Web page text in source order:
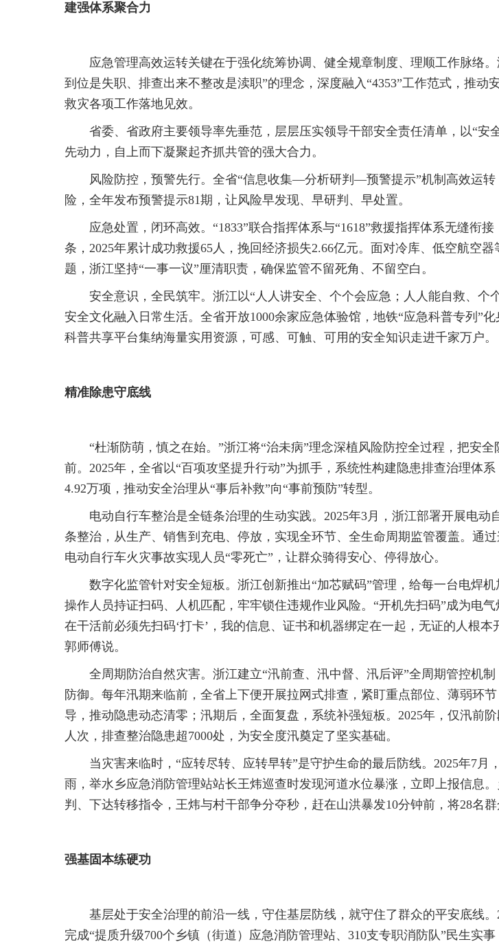
建强体系聚合力
应急管理高效运转关键在于强化统筹协调、健全规章制度、理顺工作脉络
到位是失职、排查出来不整改是渎职”的理念，深度融入“4353”工作范式，推动
救灾各项工作落地见效。
省委、省政府主要领导率先垂范，层层压实领导干部安全责任清单，以“安
先动力，自上而下凝聚起齐抓共管的强大合力。
风险防控，预警先行。全省“信息收集—分析研判—预警提示”机制高效运转
险，全年发布预警提示81期，让风险早发现、早研判、早处置。
应急处置，闭环高效。“1833”联合指挥体系与“1618”救援指挥体系无缝衔
条，2025年累计成功救援65人，挽回经济损失2.66亿元。面对冷库、低空航空
题，浙江坚持“一事一议”厘清职责，确保监管不留死角、不留空白。
安全意识，全民筑牢。浙江以“人人讲安全、个个会应急；人人能自救、个
安全文化融入日常生活。全省开放1000余家应急体验馆，地铁“应急科普专列”
科普共享平台集纳海量实用资源，可感、可触、可用的安全知识走进千家万户。
精准除患守底线
“杜渐防萌，慎之在始。”浙江将“治未病”理念深植风险防控全过程，把安全
前。2025年，全省以“百项攻坚提升行动”为抓手，系统性构建隐患排查治理体
4.92万项，推动安全治理从“事后补救”向“事前预防”转型。
电动自行车整治是全链条治理的生动实践。2025年3月，浙江部署开展电动
条整治，从生产、销售到充电、停放，实现全环节、全生命周期监管覆盖。通
电动自行车火灾事故实现人员“零死亡”，让群众骑得安心、停得放心。
数字化监管针对安全短板。浙江创新推出“加芯赋码”管理，给每一台电焊
操作人员持证扫码、人机匹配，牢牢锁住违规作业风险。“开机先扫码”成为电
在干活前必须先扫码‘打卡’，我的信息、证书和机器绑定在一起，无证的人根本
郭师傅说。
全周期防治自然灾害。浙江建立“汛前查、汛中督、汛后评”全周期管控机
防御。每年汛期来临前，全省上下便开展拉网式排查，紧盯重点部位、薄弱环
导，推动隐患动态清零；汛期后，全面复盘，系统补强短板。2025年，仅汛前
人次，排查整治隐患超7000处，为安全度汛奠定了坚实基础。
当灾害来临时，“应转尽转、应转早转”是守护生命的最后防线。2025年7月
雨，举水乡应急消防管理站站长王炜巡查时发现河道水位暴涨，立即上报信息
判、下达转移指令，王炜与村干部争分夺秒，赶在山洪暴发10分钟前，将28名群
强基固本练硬功
基层处于安全治理的前沿一线，守住基层防线，就守住了群众的平安底线
完成“提质升级700个乡镇（街道）应急消防管理站、310支专职消防队”民生实